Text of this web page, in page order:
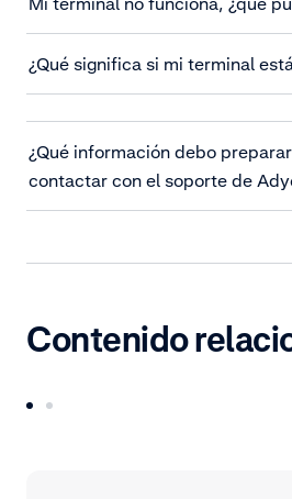
¿Qué significa si mi terminal
¿Qué información debo
contactar con el soporte de
Contenido